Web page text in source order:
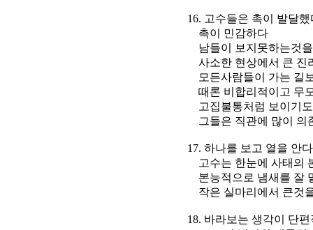
16. 고수들은 촉이 발달
촉이 민감하다
남들이 보지못하는것을
사소한 현상에서 큰 진
모든사람들이 가는 길보
때론 비합리적이고 무모
고집불통처럼 보이기도
그들은 직관에 많이 의
17. 하나를 보고 열을 안다
고수는 한눈에 사태의 본
본능적으로 냄새를 잘
작은 실마리에서 큰것
18. 바라보는 생각이 단편